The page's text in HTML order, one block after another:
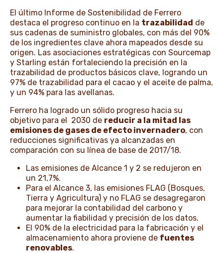
El último Informe de Sostenibilidad de Ferrero
destaca el progreso continuo en la trazabilidad de
sus cadenas de suministro globales, con más del 90%
de los ingredientes clave ahora mapeados desde su
origen. Las asociaciones estratégicas con Sourcemap
y Starling están fortaleciendo la precisión en la
trazabilidad de productos básicos clave, logrando un
97% de trazabilidad para el cacao y el aceite de palma,
y un 94% para las avellanas.
Ferrero ha logrado un sólido progreso hacia su
objetivo para el 2030 de reducir a la mitad las
emisiones de gases de efecto invernadero, con
reducciones significativas ya alcanzadas en
comparación con su línea de base de 2017/18.
Las emisiones de Alcance 1 y 2 se redujeron en
un 21,7%.
Para el Alcance 3, las emisiones FLAG (Bosques,
Tierra y Agricultura) y no FLAG se desagregaron
para mejorar la contabilidad del carbono y
aumentar la fiabilidad y precisión de los datos.
El 90% de la electricidad para la fabricación y el
almacenamiento ahora proviene de fuentes
renovables.